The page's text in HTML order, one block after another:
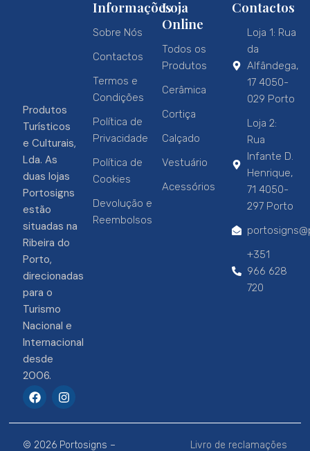
Produtos
Turísticos
e Culturais,
Lda. As
duas lojas
Portosigns
estão
situadas na
Ribeira do
Porto,
direcionadas
para o
Turismo
Nacional e
Internacional
desde
2006.
F
a
e
b
I
n
t
a
Informações
Sobre Nós
Contactos
Termos e
Condições
Política de
Privacidade
Política de
Cookies
Devolução e
Reembolsos
Loja
Online
Todos os
Produtos
Cerâmica
Cortiça
Calçado
Vestuário
Acessórios
Contactos
Loja 1: Rua
da
Alfândega,
17 4050-
029 Porto
Loja 2:
Rua
Infante D.
Henrique,
71 4050-
297 Porto
+351
966 628
720
© 2026 Portosigns –
Livro de reclamações